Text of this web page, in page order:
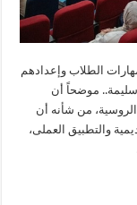
الطلاب وإعدادهم
سليمة.. موضحاً أن
الروسية، من شأنه أن
والتطبيق العملى،